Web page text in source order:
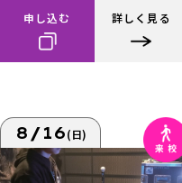
申し込む 詳しく見る
8/16(日)